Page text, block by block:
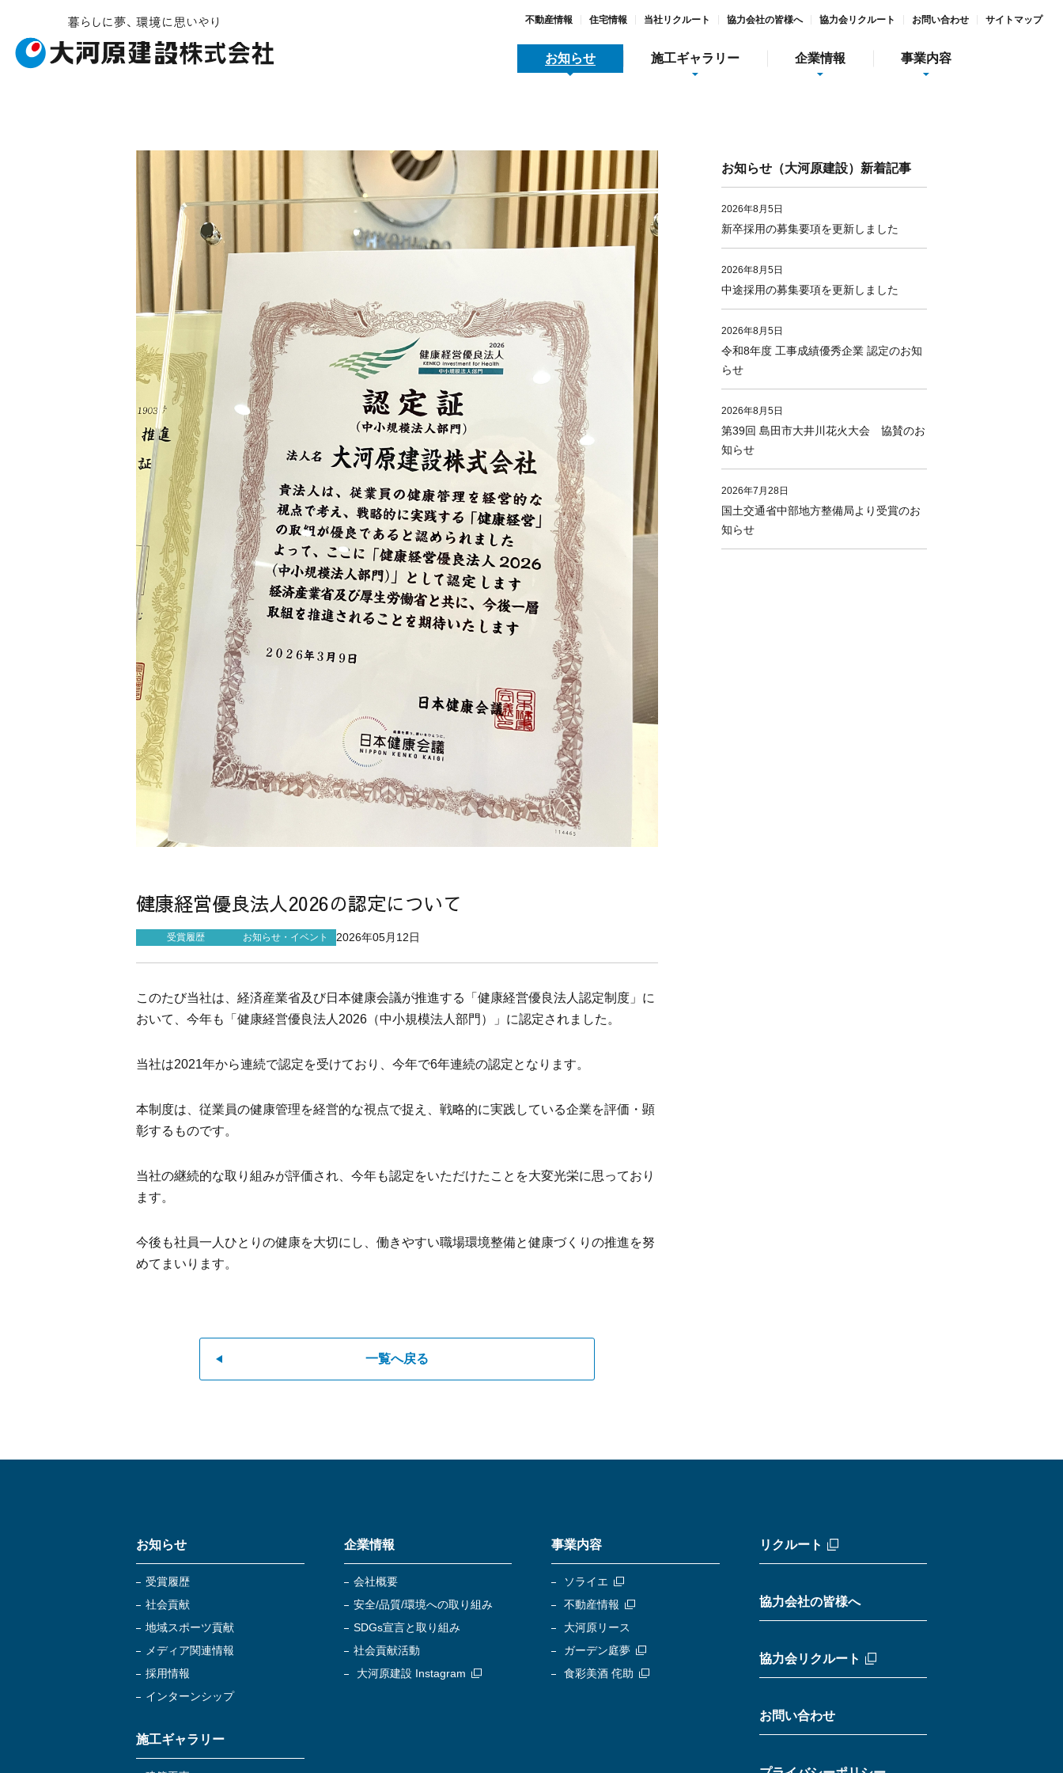
不動産情報 住宅情報 当社リクルート 協力会社の皆様へ 協力会リクルート お問い合わせ サイトマップ
お知らせ
受賞履歴 社会貢献
施工ギャラリー
建築工事
企業情報
会社概要 SDGs宣言と取り組み 社会貢献活動
事業内容
ソライエ
ガーデン庭夢
健康経営優良法人2026の認定について
受賞履歴 お知らせ・イベント 2026年05月12日
このたび当社は、経済産業省及び日本健康会議が推進する「健康経営優良法人認定制度」に
おいて、今年も「健康経営優良法人2026（中小規模法人部門）」に認定されました。
当社は2021年から連続で認定を受けており、今年で6年連続の認定となります。
本制度は、従業員の健康管理を経営的な視点で捉え、戦略的に実践している企業を評価・顕
彰するものです。
当社の継続的な取り組みが評価され、今年も認定をいただけたことを大変光栄に思っており
ます。
今後も社員一人ひとりの健康を大切にし、働きやすい職場環境整備と健康づくりの推進を努
めてまいります。
一覧へ戻る
お知らせ（大河原建設）新着記事
2026年8月5日
新卒採用の募集要項を更新しました
2026年8月5日
中途採用の募集要項を更新しました
2026年8月5日
令和8年度 工事成績優秀企業 認定のお知
らせ
2026年8月5日
第39回 島田市大井川花火大会 協賛のお
知らせ
2026年7月28日
国土交通省中部地方整備局より受賞のお
知らせ
お知らせ
受賞履歴
社会貢献
地域スポーツ貢献
メディア関連情報
採用情報
インターンシップ
施工ギャラリー
企業情報
会社概要
安全/品質/環境への取り組み
SDGs宣言と取り組み
社会貢献活動
大河原建設 Instagram
事業内容
ソライエ
不動産情報
大河原リース
ガーデン庭夢
食彩美酒 侘助
リクルート
協力会社の皆様へ
協力会リクルート
お問い合わせ